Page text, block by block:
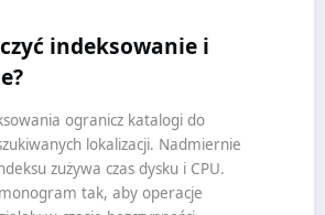
indeksowanie i
ogranicz katalogi do
lokalizacji. Nadmiernie
zużywa czas dysku i CPU.
tak, aby operacje